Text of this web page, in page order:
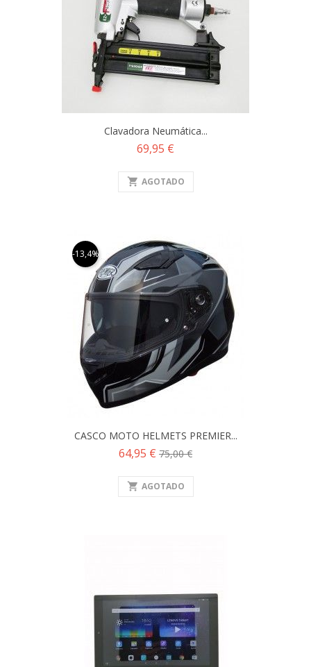
Clavadora Neumática...
Precio
69,95 €
shopping_cart AGOTADO
-13,4%
CASCO MOTO HELMETS PREMIER...
Precio
64,95 € Precio
75,00 €
shopping_cart AGOTADO